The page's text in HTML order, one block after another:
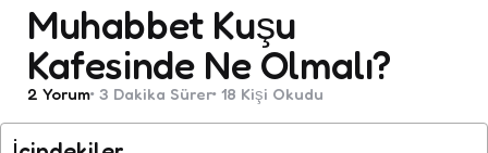
Muhabbet Kuşu
Kafesinde Ne Olmalı?
2 Yorum 3 Dakika Sürer 18 Kişi Okudu